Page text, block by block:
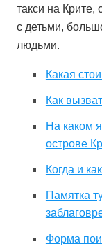
такси на Крите,
с детьми,
людьми.
Какая
Как
На каком
острове
Когда и
Памятка
Форма